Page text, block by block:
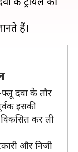
फ्लू दवा के तौर
इसकी
विकसित कर ली
और निजी